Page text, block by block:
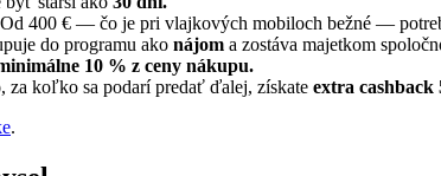
400 € — čo je pri vlajkových mobiloch bežné —
do programu ako nájom a zostáva majetkom
10 % z ceny nákupu.
za koľko sa podarí predať ďalej, získate extra cashback
.